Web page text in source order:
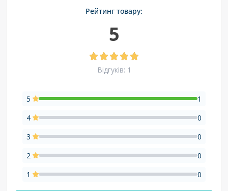
Рейтинг товару:
5
Відгуків: 1
5
1
4
0
3
0
2
0
1
0